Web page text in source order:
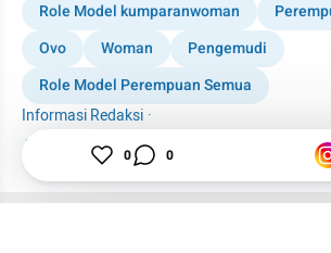
Role Model kumparanwoman
Ovo
Woman
Pengemudi
Role Model Perempuan Semua
Informasi Redaksi ·
Editor
0 0